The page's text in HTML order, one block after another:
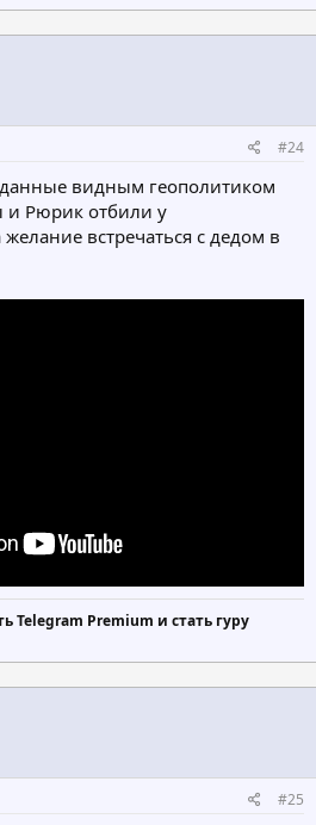
#24
видным геополитиком
и Рюрик отбили у
встречаться с дедом в
Telegram Premium и стать гуру
#25